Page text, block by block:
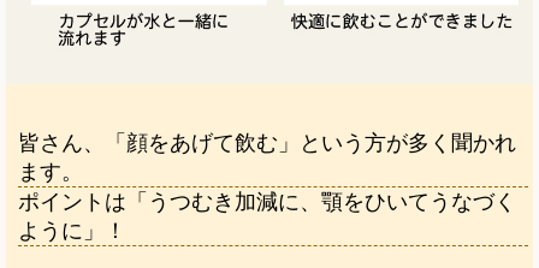
皆さん、「顔をあげて飲む」という方が多く聞かれ
ます。
ポイントは「うつむき加減に、顎をひいてうなづく
ように」！